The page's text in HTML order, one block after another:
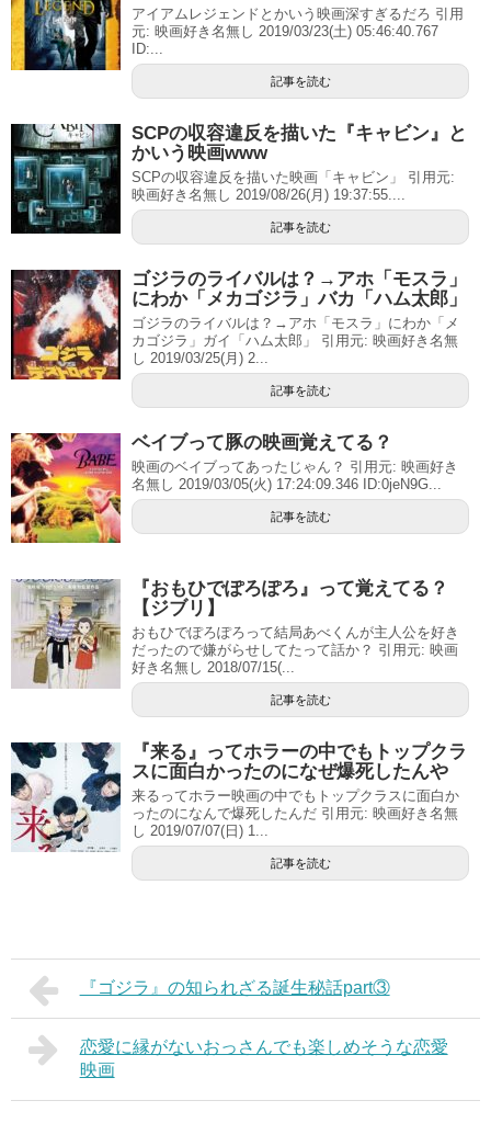
アイアムレジェンドとかいう映画深すぎるだろ 引用
元: 映画好き名無し 2019/03/23(土) 05:46:40.767
ID:...
記事を読む
SCPの収容違反を描いた『キャビン』と
かいう映画www
SCPの収容違反を描いた映画「キャビン」 引用元:
映画好き名無し 2019/08/26(月) 19:37:55....
記事を読む
ゴジラのライバルは？→アホ「モスラ」
にわか「メカゴジラ」バカ「ハム太郎」
ゴジラのライバルは？→アホ「モスラ」にわか「メ
カゴジラ」ガイ「ハム太郎」 引用元: 映画好き名無
し 2019/03/25(月) 2...
記事を読む
ベイブって豚の映画覚えてる？
映画のベイブってあったじゃん？ 引用元: 映画好き
名無し 2019/03/05(火) 17:24:09.346 ID:0jeN9G...
記事を読む
『おもひでぽろぽろ』って覚えてる？
【ジブリ】
おもひでぽろぽろって結局あべくんが主人公を好き
だったので嫌がらせしてたって話か？ 引用元: 映画
好き名無し 2018/07/15(...
記事を読む
『来る』ってホラーの中でもトップクラ
スに面白かったのになぜ爆死したんや
来るってホラー映画の中でもトップクラスに面白か
ったのになんで爆死したんだ 引用元: 映画好き名無
し 2019/07/07(日) 1...
記事を読む
『ゴジラ』の知られざる誕生秘話part③
恋愛に縁がないおっさんでも楽しめそうな恋愛
映画